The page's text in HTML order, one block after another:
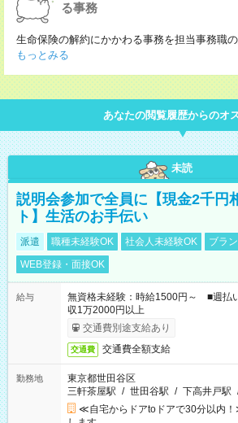
る事務
生命保険の解約にかかわる事務を担当事務職
もっとみる
あなたの閲覧履歴からのオ
未読
説明会参加で全員に【現金2千円
ト】生活のお手伝い
派遣 職種未経験OK 社会人未経験OK
ブラ
WEB登録・面接OK
給与
無資格未経験：時給1500円～ ■週
収1万2000円以上
交通費別途支給あり
交通費 交通費全額支給
勤務地
東京都世田谷区
三軒茶屋駅 / 世田谷駅 / 下高井戸駅
≪自宅からドアtoドアで30分以内